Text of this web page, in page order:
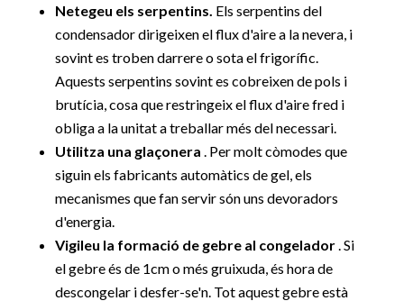
Netegeu els serpentins. Els serpentins del
condensador dirigeixen el flux d'aire a la nevera, i
sovint es troben darrere o sota el frigorífic.
Aquests serpentins sovint es cobreixen de pols i
brutícia, cosa que restringeix el flux d'aire fred i
obliga a la unitat a treballar més del necessari.
Utilitza una glaçonera . Per molt còmodes que
siguin els fabricants automàtics de gel, els
mecanismes que fan servir són uns devoradors
d'energia.
Vigileu la formació de gebre al congelador. Si
el gebre és de 1cm o més gruixuda, és hora de
descongelar i desfer-se'n. Tot aquest gebre està